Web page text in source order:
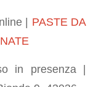
| PASTE DA
in presenza |